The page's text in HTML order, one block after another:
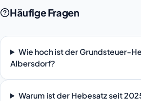
Häufige Fragen
Wie hoch ist der Grundsteuer-
Albersdorf?
Warum ist der Hebesatz seit